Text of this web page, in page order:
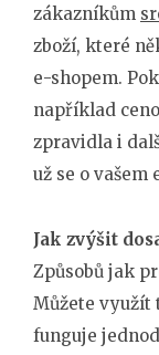
zákazníkům
zboží, které
e-shopem.
například
zpravidla i
už se o vašem
Jak zvýšit
Způsobů jak
Můžete využít
funguje